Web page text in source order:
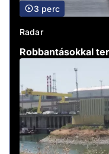
3 perc
Radar
Robbantásokkal